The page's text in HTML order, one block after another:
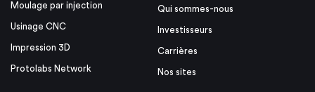
Moulage par injection
Usinage CNC
Impression 3D
Protolabs Network
Qui sommes-nous
Investisseurs
Carrières
Nos sites